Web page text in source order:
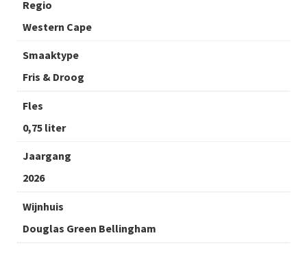
Regio
Western Cape
Smaaktype
Fris & Droog
Fles
0,75 liter
Jaargang
2026
Wijnhuis
Douglas Green Bellingham